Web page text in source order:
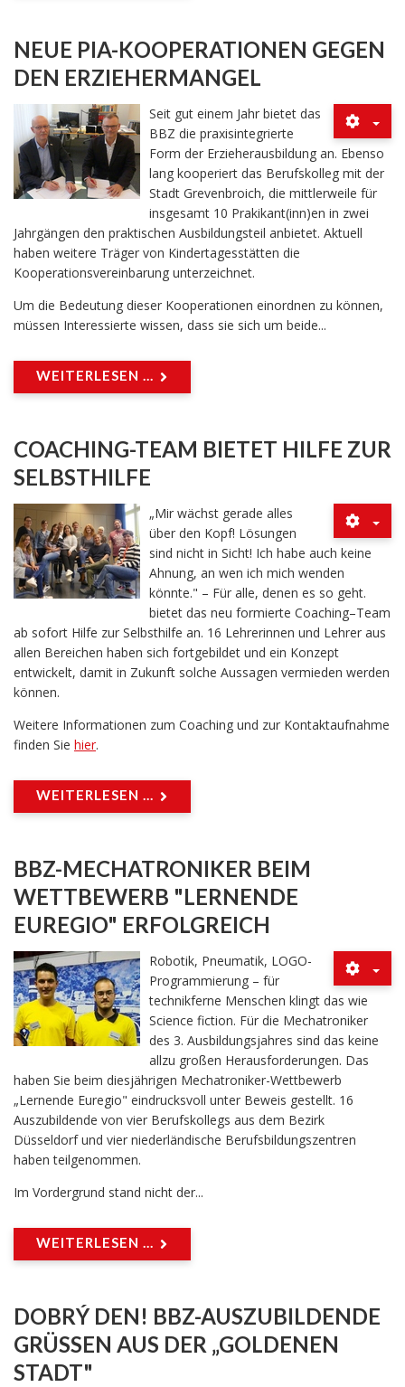
NEUE PIA-KOOPERATIONEN GEGEN
DEN ERZIEHERMANGEL
Seit gut einem Jahr bietet das
BBZ die praxisintegrierte
Form der Erzieherausbildung an. Ebenso
lang kooperiert das Berufskolleg mit der
Stadt Grevenbroich, die mittlerweile für
insgesamt 10 Prakikant(inn)en in zwei
Jahrgängen den praktischen Ausbildungsteil anbietet. Aktuell
haben weitere Träger von Kindertagesstätten die
Kooperationsvereinbarung unterzeichnet.
Um die Bedeutung dieser Kooperationen einordnen zu können,
müssen Interessierte wissen, dass sie sich um beide...
WEITERLESEN ...
COACHING-TEAM BIETET HILFE ZUR
SELBSTHILFE
„Mir wächst gerade alles
über den Kopf! Lösungen
sind nicht in Sicht! Ich habe auch keine
Ahnung, an wen ich mich wenden
könnte." – Für alle, denen es so geht.
bietet das neu formierte Coaching–Team
ab sofort Hilfe zur Selbsthilfe an. 16 Lehrerinnen und Lehrer aus
allen Bereichen haben sich fortgebildet und ein Konzept
entwickelt, damit in Zukunft solche Aussagen vermieden werden
können.
Weitere Informationen zum Coaching und zur Kontaktaufnahme
finden Sie hier.
WEITERLESEN ...
BBZ-MECHATRONIKER BEIM
WETTBEWERB "LERNENDE
EUREGIO" ERFOLGREICH
Robotik, Pneumatik, LOGO-
Programmierung – für
technikferne Menschen klingt das wie
Science fiction. Für die Mechatroniker
des 3. Ausbildungsjahres sind das keine
allzu großen Herausforderungen. Das
haben Sie beim diesjährigen Mechatroniker-Wettbewerb
„Lernende Euregio" eindrucksvoll unter Beweis gestellt. 16
Auszubildende von vier Berufskollegs aus dem Bezirk
Düsseldorf und vier niederländische Berufsbildungszentren
haben teilgenommen.
Im Vordergrund stand nicht der...
WEITERLESEN ...
DOBRÝ DEN! BBZ-AUSZUBILDENDE
GRÜSSEN AUS DER „GOLDENEN S
TADT"